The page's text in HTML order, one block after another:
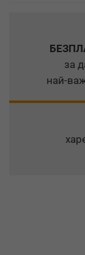
за
най-